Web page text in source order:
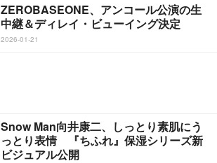
ZEROBASEONE、アンコール公演の生
中継＆ディレイ・ビューイング決定
2026-01-21
Snow Man向井康二、しっとり素肌にう
っとり表情 『ちふれ』保湿シリーズ新
ビジュアル公開